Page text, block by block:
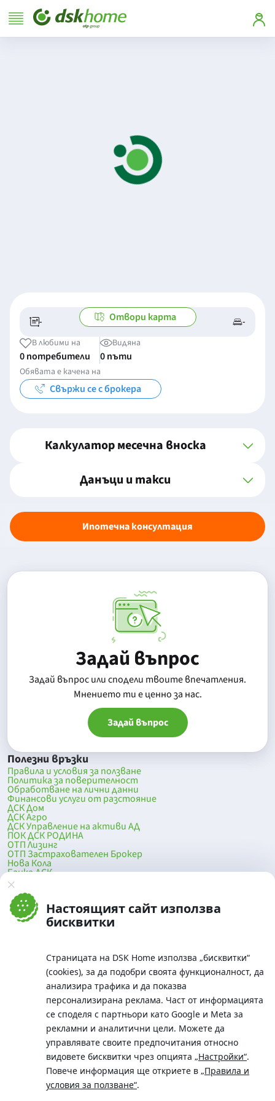
Настоящият сайт използва
бисквитки
Страницата на DSK Home използва „бисквитки“
(cookies), за да подобри своята функционалност, да
анализира трафика и да показва
персонализирана реклама. Част от информацията
се споделя с партньори като Google и Meta за
рекламни и аналитични цели. Можете да
управлявате своите предпочитания относно
видовете бисквитки чрез опцията „Настройки“.
Повече информация ще откриете в „Правила и
условия за ползване“.
- -/- -
Отвори карта
В любими на
0 потребители
Видяна
0 пъти
Обявата е качена на
Свържи се с брокера
Калкулатор месечна вноска
Данъци и такси
Ипотечна консултация
Задай въпрос
Задай въпрос или сподели твоите впечатления.
Mнението ти е ценно за нас.
Задай въпрос
Полезни връзки
Правила и условия за ползване
Политика за поверителност
Обработване на лични данни
Финансови услуги от разстояние
ДСК Дом
ДСК Агро
ДСК Управление на активи АД
ПОК ДСК РОДИНА
ОТП Лизинг
ОТП Застрахователен Брокер
Нова Кола
Банка ДСК
DSK Mobile
Оферти за продажба от Банка ДСК
Клонова мрежа и банкомати
До началото на страницата
Телефон:
0700 10 375 / *2375
Московска No.19 / ул. Г. Бенковски No. 5, София 1036
SWIFT/BIC: